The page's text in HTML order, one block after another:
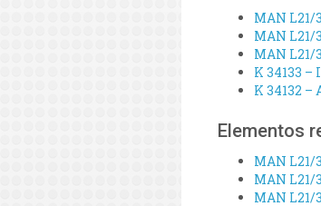
MAN L21/
MAN L21/
MAN L21/
K 34133
K 34132
Elementos
MAN L21/
MAN L21/
MAN L21/